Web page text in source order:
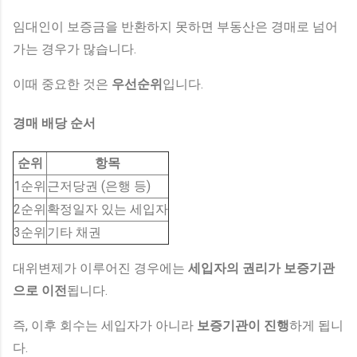
임대인이 보증금을 반환하지 못하면 부동산은 경매로 넘어
가는 경우가 많습니다.
이때 중요한 것은 우선순위입니다.
경매 배당 순서
순위
항목
1순위 근저당권 (은행 등)
2순위 확정일자 있는 세입자
3순위 기타 채권
대위변제가 이루어진 경우에는 세입자의 권리가 보증기관
으로 이전됩니다.
즉, 이후 회수는 세입자가 아니라 보증기관이 진행하게 됩니
다.